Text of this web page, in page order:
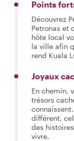
Points
Découvrez
Petronas et
hôte local
la ville afin
rend Kuala
Joyaux
En chemin,
trésors
différent,
des
vivre.